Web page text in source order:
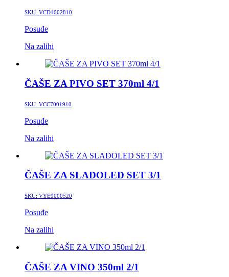
SKU: VCD1002810
Posuđe
Na zalihi
ČAŠE ZA PIVO SET 370ml 4/1
SKU: VCC7001910
Posuđe
Na zalihi
ČAŠE ZA SLADOLED SET 3/1
SKU: VYE9000520
Posuđe
Na zalihi
ČAŠE ZA VINO 350ml 2/1